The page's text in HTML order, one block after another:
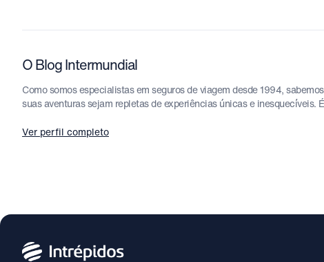
O Blog Intermundial
Como somos especialistas em seguros de viagem desde 1994,
suas aventuras sejam repletas de experiências únicas e
Ver perfil completo